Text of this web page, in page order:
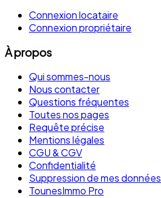
Connexion locataire
Connexion propriétaire
À propos
Qui sommes-nous
Nous contacter
Questions fréquentes
Toutes nos pages
Requête précise
Mentions légales
CGU & CGV
Confidentialité
Suppression de mes données
TounesImmo Pro